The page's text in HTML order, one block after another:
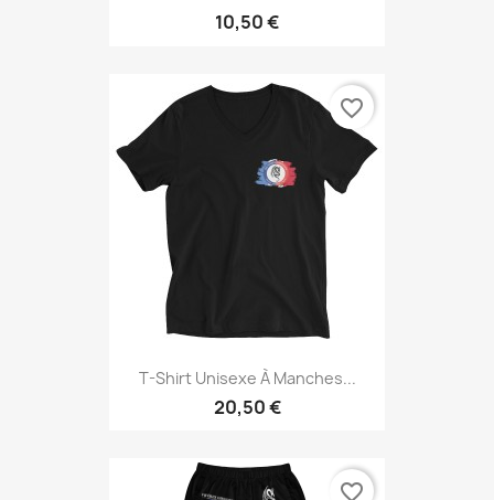
10,50 €
T-Shirt Unisexe À Manches...
20,50 €
favorite_border
favorite_border